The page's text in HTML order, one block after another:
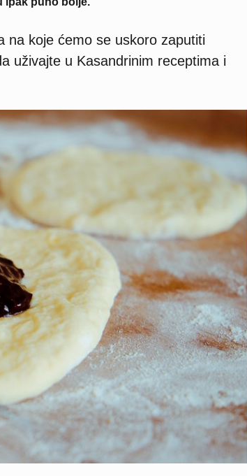
na koje ćemo se uskoro zaputiti
uživajte u Kasandrinim receptima i